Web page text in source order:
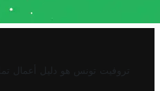
تروفيت تونس هو دليل أعمال